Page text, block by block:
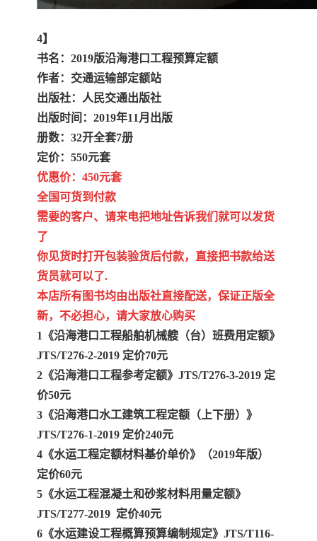
4】
书名：2019版沿海港口工程预算定额
作者：交通运输部定额站
出版社：人民交通出版社
出版时间：2019年11月出版
册数：32开全套7册
定价：550元套
优惠价：450元套
全国可货到付款
需要的客户、请来电把地址告诉我们就可以发货
了
你见货时打开包装验货后付款，直接把书款给送
货员就可以了.
本店所有图书均由出版社直接配送，保证正版全
新，不必担心，请大家放心购买
1《沿海港口工程船舶机械艘（台）班费用定额》
JTS/T276-2-2019 定价70元
2《沿海港口工程参考定额》JTS/T276-3-2019 定
价50元
3《沿海港口水工建筑工程定额（上下册）》
JTS/T276-1-2019 定价240元
4《水运工程定额材料基价单价》（2019年版）
定价60元
5《水运工程混凝土和砂浆材料用量定额》
JTS/T277-2019 定价40元
6《水运建设工程概算预算编制规定》JTS/T116-